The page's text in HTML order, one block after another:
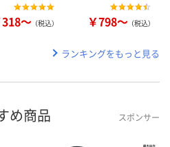
318～ （税込） ￥798～ （税込）
ランキングをもっと見る
め商品 スポンサー